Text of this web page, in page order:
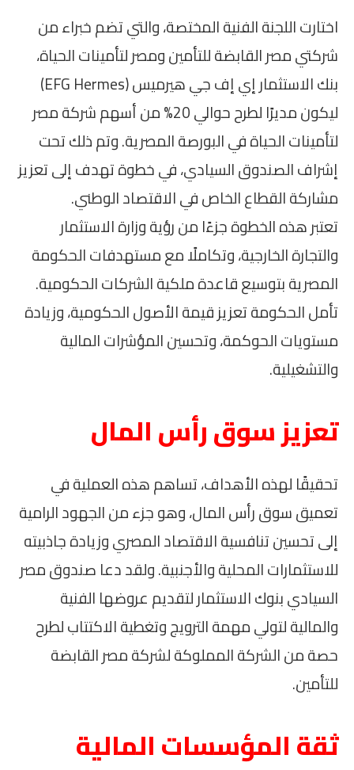
اختارت اللجنة الفنية المختصة، والتي تضم خبراء من
شركتي مصر القابضة للتأمين ومصر لتأمينات الحياة،
بنك الاستثمار إي إف جي هيرميس (EFG Hermes)
ليكون مديرًا لطرح حوالي 20% من أسهم شركة مصر
لتأمينات الحياة في البورصة المصرية. وتم ذلك تحت
إشراف الصندوق السيادي، في خطوة تهدف إلى تعزيز
مشاركة القطاع الخاص في الاقتصاد الوطني.
تعتبر هذه الخطوة جزءًا من رؤية وزارة الاستثمار
والتجارة الخارجية، وتكاملًا مع مستهدفات الحكومة
المصرية بتوسيع قاعدة ملكية الشركات الحكومية.
تأمل الحكومة تعزيز قيمة الأصول الحكومية، وزيادة
مستويات الحوكمة، وتحسين المؤشرات المالية
والتشغيلية.
تعزيز سوق رأس المال
تحقيقًا لهذه الأهداف، تساهم هذه العملية في
تعميق سوق رأس المال، وهو جزء من الجهود الرامية
إلى تحسين تنافسية الاقتصاد المصري وزيادة جاذبيته
للاستثمارات المحلية والأجنبية. ولقد دعا صندوق مصر
السيادي بنوك الاستثمار لتقديم عروضها الفنية
والمالية لتولي مهمة الترويج وتغطية الاكتتاب لطرح
حصة من الشركة المملوكة لشركة مصر القابضة
للتأمين.
ثقة المؤسسات المالية